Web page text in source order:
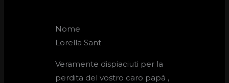
Nome
Lorella Sant
Veramente dispiaciuti per la
perdita del vostro caro papà ,